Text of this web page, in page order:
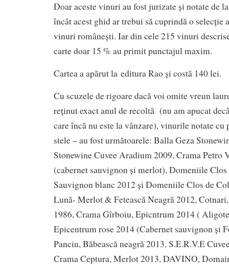
Doar aceste vinuri au fost jurizate și notate de
încât acest ghid ar trebui să cuprindă o selecție
vinuri românești. Iar din cele 215 vinuri
carte doar 15 % au primit punctajul maxim.
Cartea a apărut la editura Rao și costă 140 lei.
Cu scuzele de rigoare dacă voi omite vreun
reținut exact anul de recoltă (nu am apucat
care încă nu este la vânzare), vinurile notate
stele – au fost următoarele: Balla Geza
Stonewine Cuvee Aradium 2009, Crama Petro
(cabernet sauvignon și merlot), Domeniile Clos
Sauvignon blanc 2012 și Domeniile Clos de
Lună- Merlot & Fetească Neagră 2012,
1986, Crama Gîrboiu, Epicntrum 2014 (
Epicentrum rose 2014 (Cabernet sauvignon și
Panciu, Băbească neagră 2013, S.E.R.V.E
Crama Ceptura, Merlot 2013, DAVINO,